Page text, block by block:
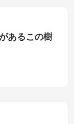
あるこの樹